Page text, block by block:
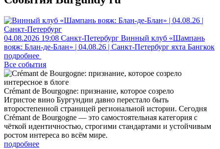
04.08.2026 19:08 Санкт-Петербург Винный клуб «Шампань
вояж: Блан-де-Блан» | 04.08.26 | Санкт-Петербург яхта Бангкок
подробнее
Все события
интересное в блоге
Crémant de Bourgogne: признание, которое созрело
Игристое вино Бургундии давно перестало быть
второстепенной страницей региональной истории. Сегодня
Crémant de Bourgogne — это самостоятельная категория с
чёткой идентичностью, строгими стандартами и устойчивым
ростом интереса во всём мире.
подробнее